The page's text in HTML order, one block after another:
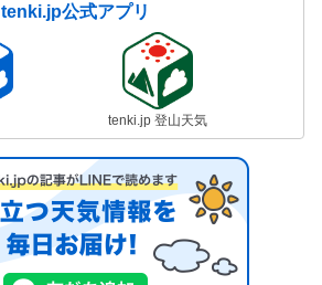
tenki.jp公式アプリ
tenki.jp 登山天気